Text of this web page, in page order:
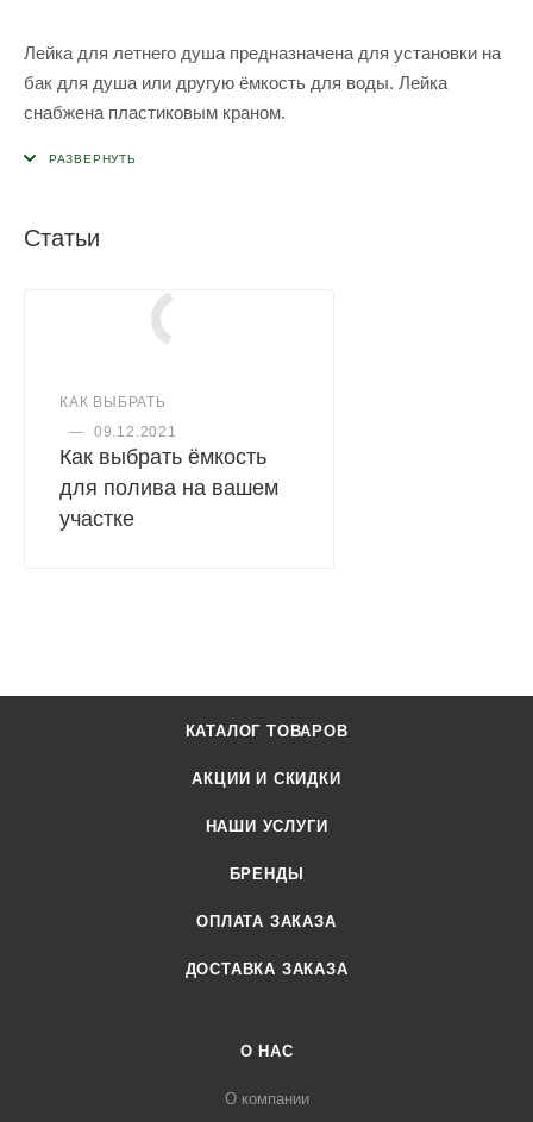
Лейка для летнего душа предназначена для установки на
бак для душа или другую ёмкость для воды. Лейка
снабжена пластиковым краном.
Статьи
КАК ВЫБРАТЬ
—
09.12.2021
Как выбрать ёмкость
для полива на вашем
участке
КАТАЛОГ ТОВАРОВ
АКЦИИ И СКИДКИ
НАШИ УСЛУГИ
БРЕНДЫ
ОПЛАТА ЗАКАЗА
ДОСТАВКА ЗАКАЗА
О НАС
О компании